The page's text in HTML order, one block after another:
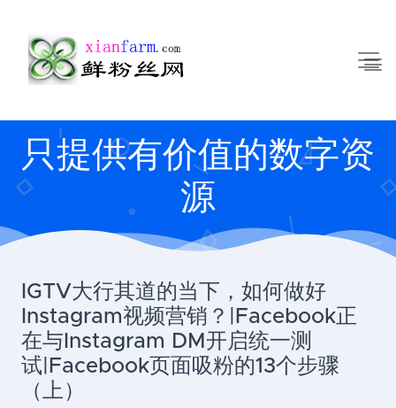
只提供有价值的数字资
源
IGTV大行其道的当下，如何做好
Instagram视频营销？|Facebook正
在与Instagram DM开启统一测
试|Facebook页面吸粉的13个步骤
（上）